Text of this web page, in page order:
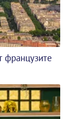
французите